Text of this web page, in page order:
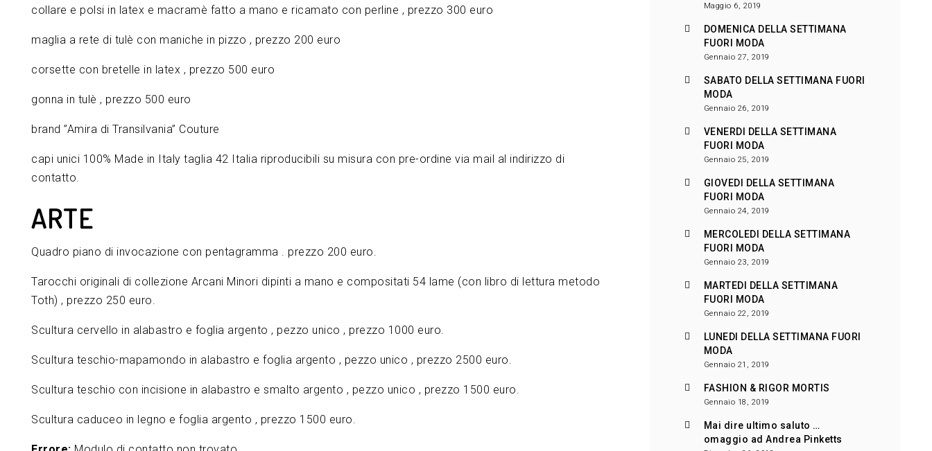
collare e polsi in latex e macramè fatto a mano e ricamato con perline , prezzo 300 euro
maglia a rete di tulè con maniche in pizzo , prezzo 200 euro
corsette con bretelle in latex , prezzo 500 euro
gonna in tulè , prezzo 500 euro
brand ”Amira di Transilvania” Couture
capi unici 100% Made in Italy taglia 42 Italia riproducibili su misura con pre-ordine via mail al indirizzo di
contatto.
ARTE
Quadro piano di invocazione con pentagramma . prezzo 200 euro.
Tarocchi originali di collezione Arcani Minori dipinti a mano e compositati 54 lame (con libro di lettura metodo
Toth) , prezzo 250 euro.
Scultura cervello in alabastro e foglia argento , pezzo unico , prezzo 1000 euro.
Scultura teschio-mapamondo in alabastro e foglia argento , pezzo unico , prezzo 2500 euro.
Scultura teschio con incisione in alabastro e smalto argento , pezzo unico , prezzo 1500 euro.
Scultura caduceo in legno e foglia argento , prezzo 1500 euro.
Maggio 6, 2019
DOMENICA DELLA SETTIMANA
FUORI MODA
Gennaio 27, 2019
SABATO DELLA SETTIMANA FUORI
MODA
Gennaio 26, 2019
VENERDI DELLA SETTIMANA
FUORI MODA
Gennaio 25, 2019
GIOVEDI DELLA SETTIMANA
FUORI MODA
Gennaio 24, 2019
MERCOLEDI DELLA SETTIMANA
FUORI MODA
Gennaio 23, 2019
MARTEDI DELLA SETTIMANA
FUORI MODA
Gennaio 22, 2019
LUNEDI DELLA SETTIMANA FUORI
MODA
Gennaio 21, 2019
FASHION & RIGOR MORTIS
Gennaio 18, 2019
Mai dire ultimo saluto …
omaggio ad Andrea Pinketts